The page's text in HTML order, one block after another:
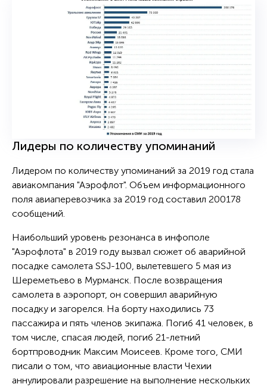
Лидеры по количеству упоминаний
Лидером по количеству упоминаний за 2019 год стала
авиакомпания "Аэрофлот". Объем информационного
поля авиаперевозчика за 2019 год составил 200178
сообщений.
Наибольший уровень резонанса в инфополе
"Аэрофлота" в 2019 году вызвал сюжет об аварийной
посадке самолета SSJ-100, вылетевшего 5 мая из
Шереметьево в Мурманск. После возвращения
самолета в аэропорт, он совершил аварийную
посадку и загорелся. На борту находились 73
пассажира и пять членов экипажа. Погиб 41 человек, в
том числе, спасая людей, погиб 21-летний
бортпроводник Максим Моисеев. Кроме того, СМИ
писали о том, что авиационные власти Чехии
аннулировали разрешение на выполнение нескольких